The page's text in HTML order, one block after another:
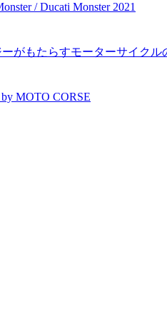
/ Ducati Monster 2021
がもたらすモーターサイク
MOTO CORSE